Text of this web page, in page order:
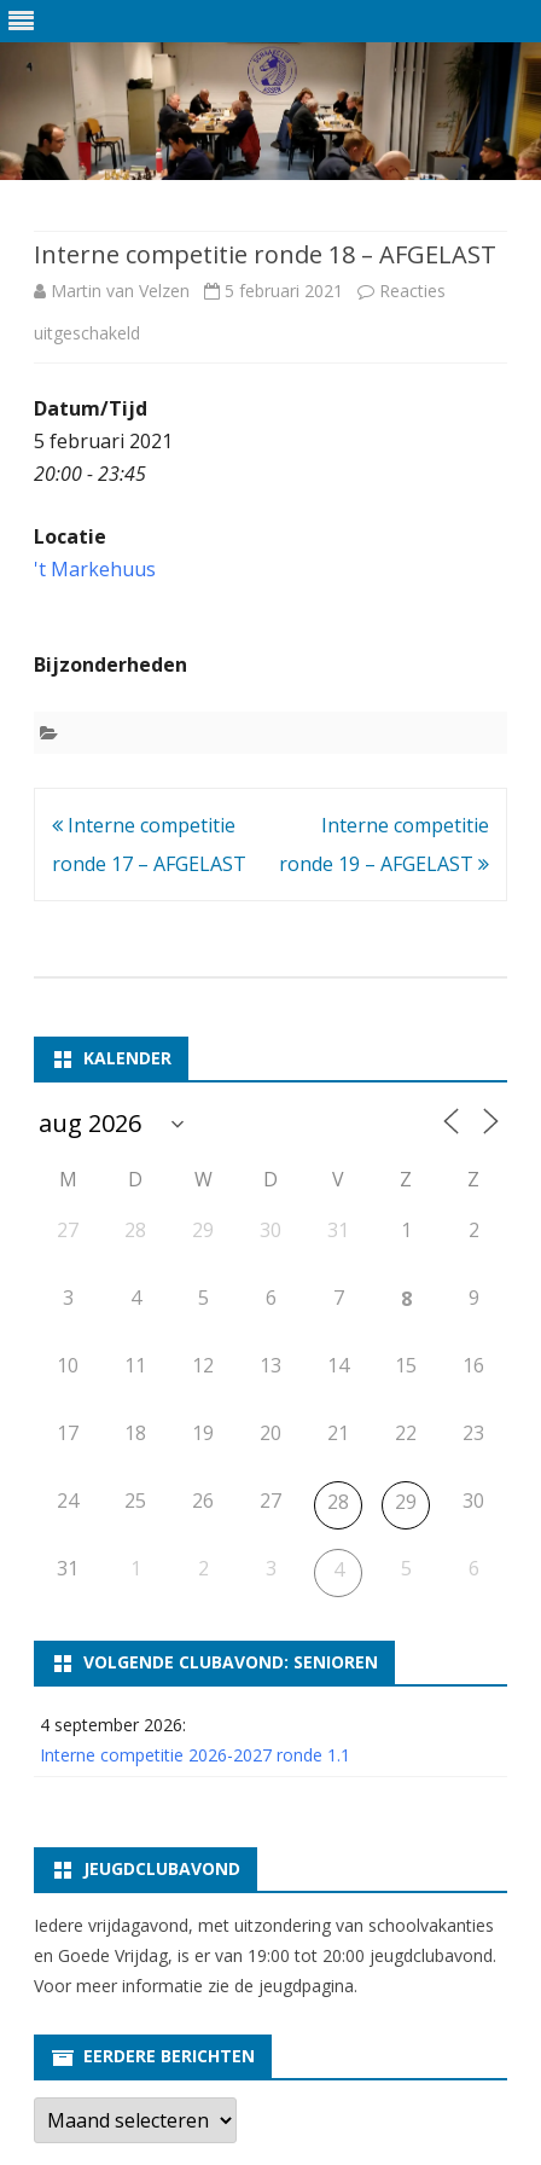
de
inhoud
Interne competitie ronde 18 – AFGELAST
Martin van Velzen 5 februari 2021
Reacties
uitgeschakeld
o
r
o
i
i
e
r
n
1
G
E
L
T
Datum/Tijd
5 februari 2021
20:00 - 23:45
Locatie
't Markehuus
Bijzonderheden
Bericht
navigatie
Interne competitie
ronde 17 – AFGELAST
Interne competitie
ronde 19 – AFGELAST
KALENDER
M D W D V Z
Z
27
28 29 30 31 1 2
3 4 5 6 7 8 9
10 11 12 13 14 15 16
17 18 19 20 21 22 23
24 25 26 27 28 29 30
31 1 2 3 4 5 6
VOLGENDE CLUBAVOND: SENIOREN
4 september 2026:
Interne competitie 2026-2027 ronde 1.1
JEUGDCLUBAVOND
Iedere vrijdagavond, met uitzondering van schoolvakanties
en Goede Vrijdag, is er van 19:00 tot 20:00 jeugdclubavond.
Voor meer informatie zie de jeugdpagina.
EERDERE BERICHTEN
E
r